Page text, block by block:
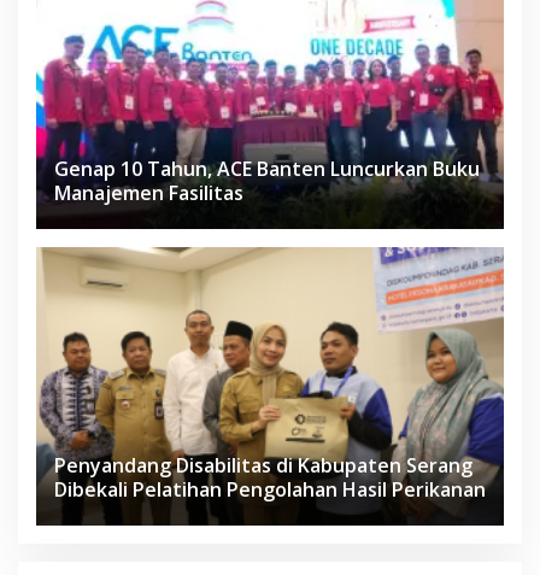
Genap 10 Tahun, ACE Banten Luncurkan Buku
Manajemen Fasilitas
Penyandang Disabilitas di Kabupaten Serang
Dibekali Pelatihan Pengolahan Hasil Perikanan